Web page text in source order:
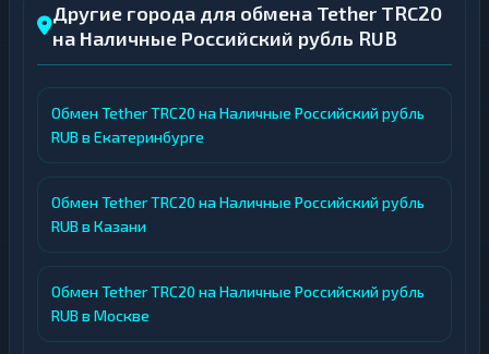
Другие города для обмена Tether TRC20
на Наличные Российский рубль RUB
Обмен Tether TRC20 на Наличные Российский рубль
RUB в Екатеринбурге
Обмен Tether TRC20 на Наличные Российский рубль
RUB в Казани
Обмен Tether TRC20 на Наличные Российский рубль
RUB в Москве